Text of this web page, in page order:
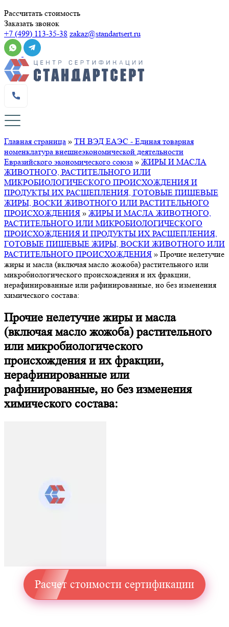
Рассчитать стоимость
Заказать звонок
+7 (499) 113-35-38 zakaz@standartsert.ru
Главная страница » ТН ВЭД ЕАЭС - Единая товарная
номенклатура внешнеэкономической деятельности
Евразийского экономического союза » ЖИРЫ И МАСЛА
ЖИВОТНОГО, РАСТИТЕЛЬНОГО ИЛИ
МИКРОБИОЛОГИЧЕСКОГО ПРОИСХОЖДЕНИЯ И
ПРОДУКТЫ ИХ РАСЩЕПЛЕНИЯ, ГОТОВЫЕ ПИЩЕВЫЕ
ЖИРЫ, ВОСКИ ЖИВОТНОГО ИЛИ РАСТИТЕЛЬНОГО
ПРОИСХОЖДЕНИЯ » ЖИРЫ И МАСЛА ЖИВОТНОГО,
РАСТИТЕЛЬНОГО ИЛИ МИКРОБИОЛОГИЧЕСКОГО
ПРОИСХОЖДЕНИЯ И ПРОДУКТЫ ИХ РАСЩЕПЛЕНИЯ,
ГОТОВЫЕ ПИЩЕВЫЕ ЖИРЫ, ВОСКИ ЖИВОТНОГО ИЛИ
РАСТИТЕЛЬНОГО ПРОИСХОЖДЕНИЯ » Прочие нелетучие
жиры и масла (включая масло жожоба) растительного или
микробиологического происхождения и их фракции,
нерафинированные или рафинированные, но без изменения
химического состава:
Прочие нелетучие жиры и масла
(включая масло жожоба) растительного
или микробиологического
происхождения и их фракции,
нерафинированные или
рафинированные, но без изменения
химического состава:
Расчет стоимости сертификации